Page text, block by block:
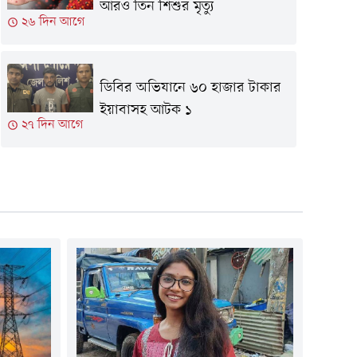
২৬ দিন আগে
আরও তিন শিশুর মৃত্যু
২৭ দিন আগে
ডিবির অভিযানে ৬০ হাজার টাকার
ইয়াবাসহ আটক ১